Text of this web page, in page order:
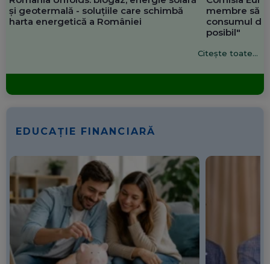
și geotermală - soluțiile care schimbă
harta energetică a României
membre să
consumul de
posibil"
Citește toate...
EDUCAȚIE FINANCIARĂ